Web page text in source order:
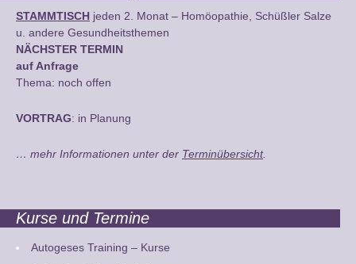
STAMMTISCH jeden 2. Monat – Homöopathie, Schüßler Salze
u. andere Gesundheitsthemen
NÄCHSTER TERMIN
auf Anfrage
Thema: noch offen
VORTRAG: in Planung
… mehr Informationen unter der Terminübersicht.
Kurse und Termine
Autogeses Training – Kurse